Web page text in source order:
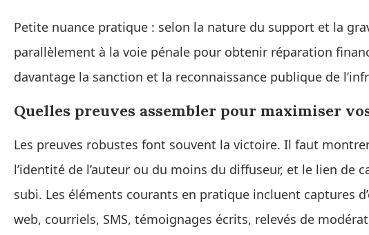
Petite nuance pratique : selon la nature du support et la
parallèlement à la voie pénale pour obtenir réparation
davantage la sanction et la reconnaissance publique de
Quelles preuves assembler pour maximiser
Les preuves robustes font souvent la victoire. Il faut
l’identité de l’auteur ou du moins du diffuseur, et le lien de
subi. Les éléments courants en pratique incluent captures
web, courriels, SMS, témoignages écrits, relevés de